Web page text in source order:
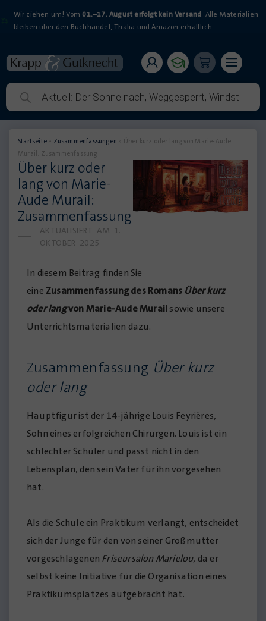
Wir ziehen um! Vom 01.–17. August erfolgt kein Versand. Alle Materialien
bleiben über den Buchhandel, Thalia und Amazon erhältlich.
Startseite » Zusammenfassungen » Über kurz oder lang von Marie-Aude
Murail: Zusammenfassung
Über kurz oder
lang von Marie-
Aude Murail:
Zusammenfassung
AKTUALISIERT AM 1.
OKTOBER 2025
In diesem Beitrag finden Sie
eine Zusammenfassung des Romans Über kurz
oder langvonMarie-Aude Murailsowie unsere
Unterrichtsmaterialien dazu.
Zusammenfassung Über kurz
oder lang
Hauptfigur ist der 14-jährige Louis Feyrières,
Sohn eines erfolgreichen Chirurgen. Louis ist ein
schlechter Schüler und passt nicht in den
Lebensplan, den sein Vater für ihn vorgesehen
hat.
Als die Schule ein Praktikum verlangt, entscheidet
sich der Junge für den von seiner Großmutter
vorgeschlagenen Friseursalon Marielou, da er
selbst keine Initiative für die Organisation eines
Praktikumsplatzes aufgebracht hat.